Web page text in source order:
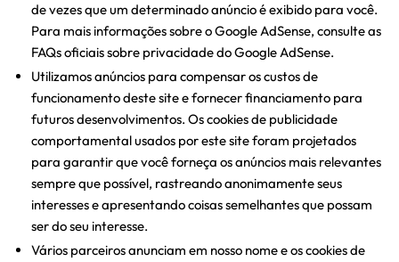
de vezes que um determinado anúncio é exibido para você.
Para mais informações sobre o Google AdSense, consulte as
FAQs oficiais sobre privacidade do Google AdSense.
Utilizamos anúncios para compensar os custos de
funcionamento deste site e fornecer financiamento para
futuros desenvolvimentos. Os cookies de publicidade
comportamental usados ​​por este site foram projetados
para garantir que você forneça os anúncios mais relevantes
sempre que possível, rastreando anonimamente seus
interesses e apresentando coisas semelhantes que possam
ser do seu interesse.
Vários parceiros anunciam em nosso nome e os cookies de